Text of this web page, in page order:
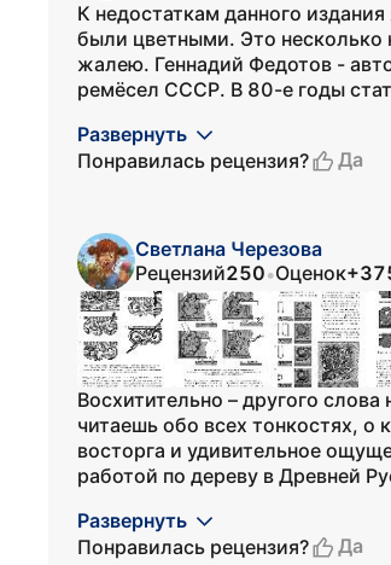
К недостаткам данного
были цветными. Это несколько
жалею. Геннадий Федотов -
ремёсел СССР. В 80-е годы
Развернуть
Понравилась рецензия?
Да
Светлана Черезова
Рецензий250•Оценок
Восхитительно – другого
читаешь обо всех тонкостях, о
восторга и удивительное
работой по дереву в Древней
Развернуть
Понравилась рецензия?
Да